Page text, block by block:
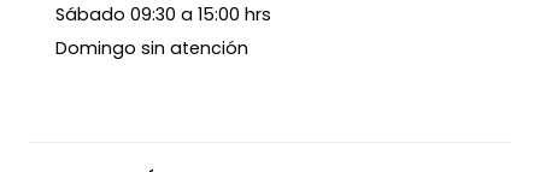
Sábado 09:30 a 15:00 hrs
Domingo sin atención